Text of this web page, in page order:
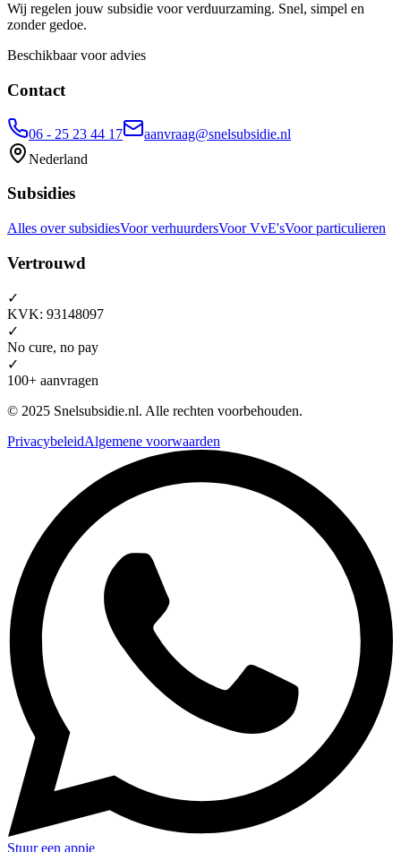
Wij regelen jouw subsidie voor verduurzaming. Snel, simpel en
zonder gedoe.
Beschikbaar voor advies
Contact
06 - 25 23 44 17
aanvraag@snelsubsidie.nl
Nederland
Subsidies
Alles over subsidiesVoor verhuurdersVoor VvE'sVoor particulieren
Vertrouwd
✓
KVK: 93148097
✓
No cure, no pay
✓
100+ aanvragen
© 2025 Snelsubsidie.nl. Alle rechten voorbehouden.
PrivacybeleidAlgemene voorwaarden
Stuur een appje